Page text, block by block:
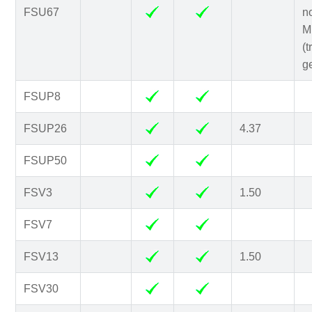
FSU67
FSUP8
FSUP26 4.37
FSUP50
FSV3 1.50
FSV7
FSV13 1.50
FSV30